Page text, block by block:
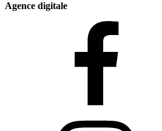
Agence digitale